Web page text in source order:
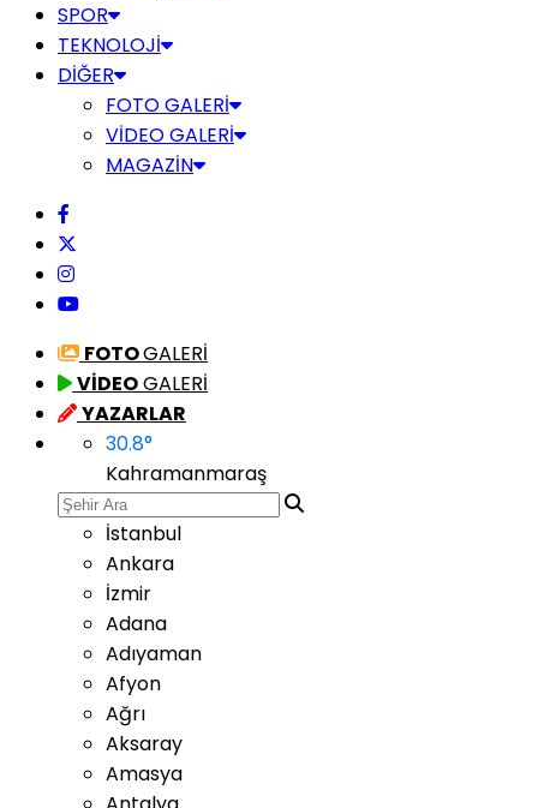
SPOR
TEKNOLOJİ
DİĞER
FOTO GALERİ
VİDEO GALERİ
MAGAZİN
FOTOGALERİ
VİDEOGALERİ
YAZARLAR
30.8°
Kahramanmaraş
İstanbul
Ankara
İzmir
Adana
Adıyaman
Afyon
Ağrı
Aksaray
Amasya